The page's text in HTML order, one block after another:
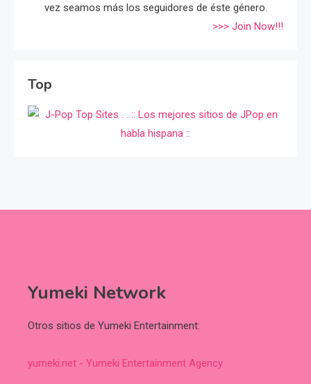
vez seamos más los seguidores de éste género.
>>> Join Now!!!
Top
Yumeki Network
Otros sitios de Yumeki Entertainment:
yumeki.net - Yumeki Entertainment Agency